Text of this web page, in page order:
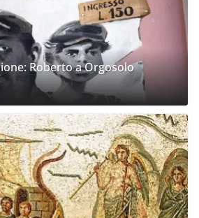
Roberto a Orgosolo